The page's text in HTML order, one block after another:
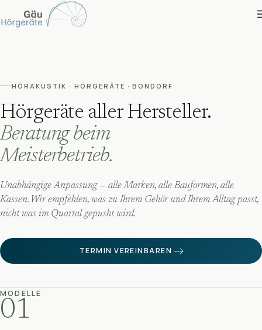
HÖRAKUSTIK · HÖRGERÄTE · BONDORF
Hörgeräte aller Hersteller.
Beratung beim
Meisterbetrieb.
Unabhängige Anpassung — alle Marken, alle Bauformen, alle
Kassen. Wir empfehlen, was zu Ihrem Gehör und Ihrem Alltag passt,
nicht was im Quartal gepusht wird.
TERMIN VEREINBAREN
MODELLE
01